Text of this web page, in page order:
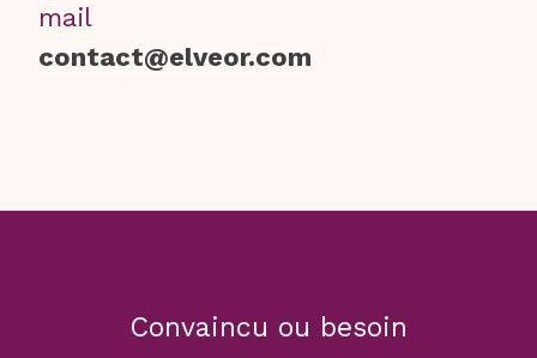
mail
contact@elveor.com
Convaincu ou besoin